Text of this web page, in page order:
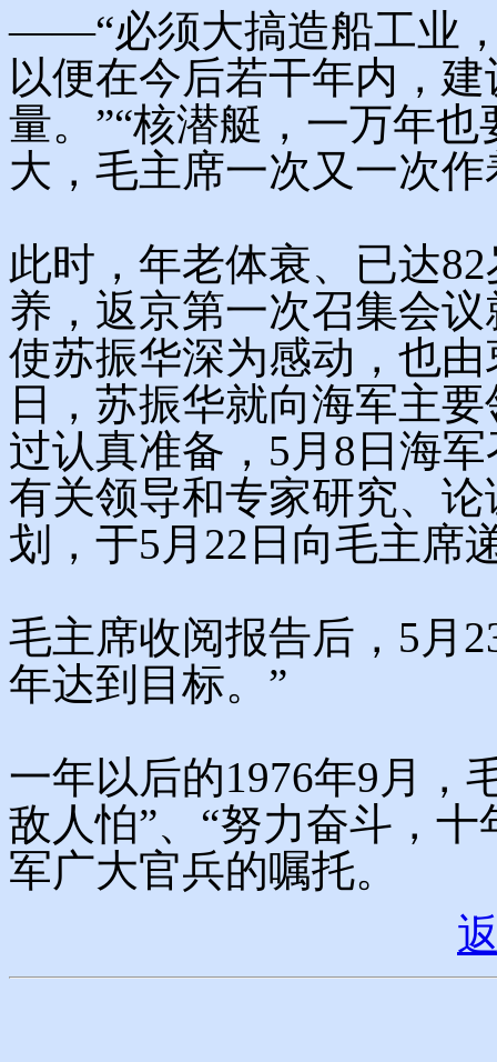
——“必须大搞造船工业，
以便在今后若干年内，
量。”“核潜艇，一万年
大，毛主席一次又一次
此时，年老体衰、已达
养，返京第一次召集会
使苏振华深为感动，也
日，苏振华就向海军主
过认真准备，5月8日海
有关领导和专家研究、
划，于5月22日向毛主席
毛主席收阅报告后，5月
年达到目标。”
一年以后的1976年9月，
敌人怕”、“努力奋斗，
军广大官兵的嘱托。